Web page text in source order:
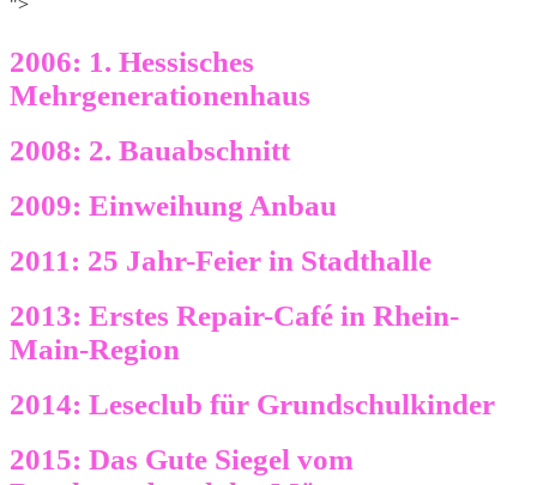
">
2006: 1. Hessisches
Mehrgenerationenhaus
2008: 2. Bauabschnitt
2009: Einweihung Anbau
2011: 25 Jahr-Feier in Stadthalle
2013: Erstes Repair-Café in Rhein-
Main-Region
2014: Leseclub für Grundschulkinder
2015: Das Gute Siegel vom